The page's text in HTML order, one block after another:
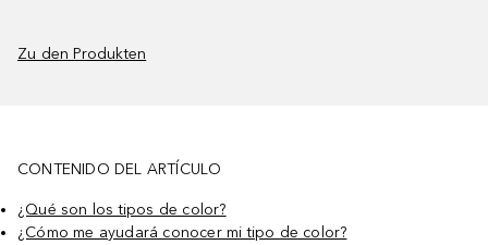
Zu den Produkten
CONTENIDO DEL ARTÍCULO
¿Qué son los tipos de color?
¿Cómo me ayudará conocer mi tipo de color?